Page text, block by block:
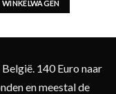
WINKELWAGEN
140 Euro naar
en meestal de